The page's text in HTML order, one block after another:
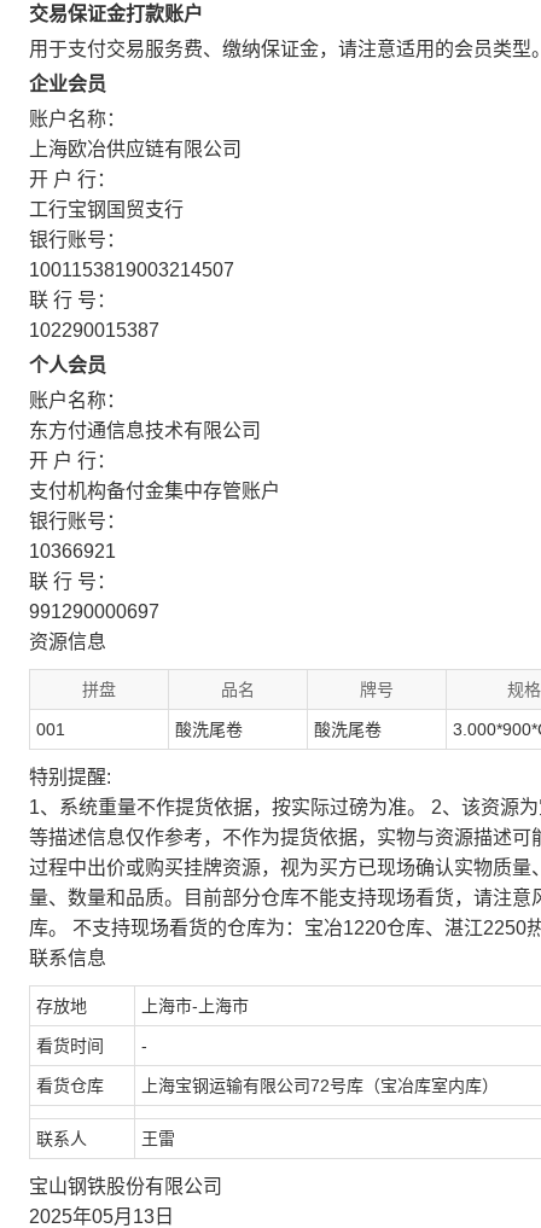
交易保证金打款账户
用于支付交易服务费、缴纳保证金，请注意适用的会员类型
企业会员
账户名称：
上海欧冶供应链有限公司
开 户 行：
工行宝钢国贸支行
银行账号：
1001153819003214507
联 行 号：
102290015387
个人会员
账户名称：
东方付通信息技术有限公司
开 户 行：
支付机构备付金集中存管账户
银行账号：
10366921
联 行 号：
991290000697
资源信息
拼盘 品名 牌号 规格
001 酸洗尾卷 酸洗尾卷
特别提醒:
1、系统重量不作提货依据，按实际过磅为准。 2、该资源
等描述信息仅作参考，不作为提货依据，实物与资源描述
过程中出价或购买挂牌资源，视为买方已现场确认实物质
量、数量和品质。目前部分仓库不能支持现场看货，请注
库。 不支持现场看货的仓库为：宝冶1220仓库、湛江2250
联系信息
存放地 上海市-上海市
看货时间 -
看货仓库 上海宝钢运输有限公司72号库（宝冶库室内库）
联系人 王雷
宝山钢铁股份有限公司
2025年05月13日